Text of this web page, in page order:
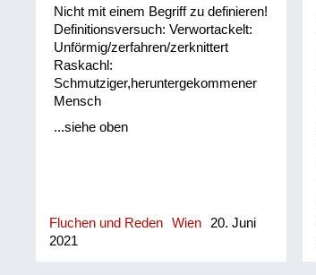
Nicht mit einem Begriff zu definieren!
Definitionsversuch: Verwortackelt:
Unförmig/zerfahren/zerknittert
Raskachl:
Schmutziger,heruntergekommener
Mensch
...siehe oben
Fluchen und Reden Wien
20. Juni
2021